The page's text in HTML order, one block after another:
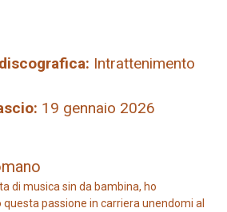
Intrattenimento
19 gennaio 2026
di musica sin da bambina, ho
passione in carriera unendomi al